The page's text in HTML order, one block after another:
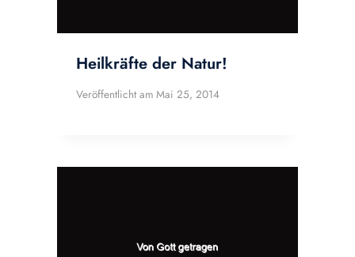
Heilkräfte der Natur!
Veröffentlicht am Mai 25, 2014